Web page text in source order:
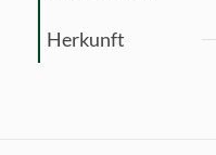
Herkunft